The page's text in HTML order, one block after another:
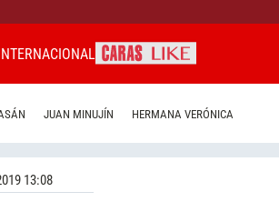
JUAN MINUJÍN HERMANA VERÓNICA
13:08